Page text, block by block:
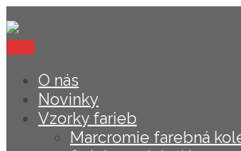
O nás
Novinky
Vzorky farieb
Marcromie farebná